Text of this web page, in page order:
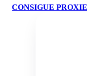
CONSIGUE